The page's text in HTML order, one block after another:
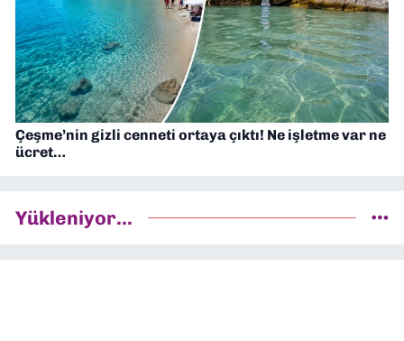
Çeşme’nin gizli cenneti ortaya çıktı! Ne işletme var ne
ücret…
Yükleniyor...